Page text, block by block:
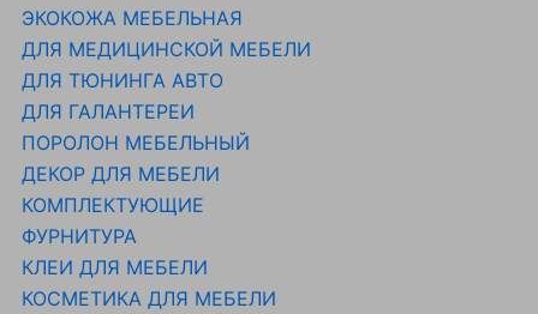
ЭКОКОЖА МЕБЕЛЬНАЯ
ДЛЯ МЕДИЦИНСКОЙ МЕБЕЛИ
ДЛЯ ТЮНИНГА АВТО
ДЛЯ ГАЛАНТЕРЕИ
ПОРОЛОН МЕБЕЛЬНЫЙ
ДЕКОР ДЛЯ МЕБЕЛИ
КОМПЛЕКТУЮЩИЕ
ФУРНИТУРА
КЛЕИ ДЛЯ МЕБЕЛИ
КОСМЕТИКА ДЛЯ МЕБЕЛИ